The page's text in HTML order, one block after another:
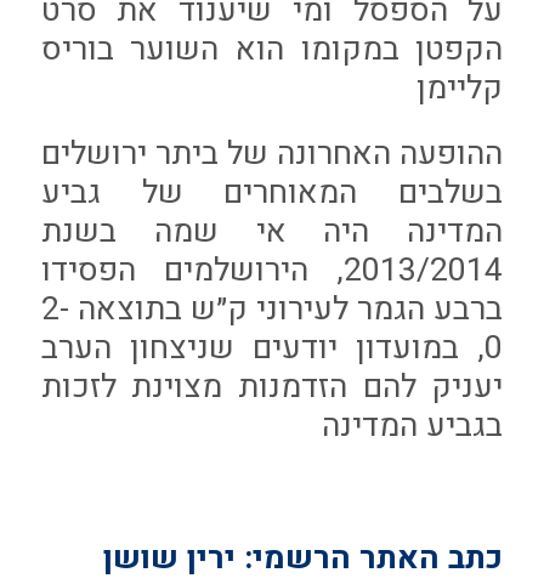
על הספסל ומי שיענוד את סרט
הקפטן במקומו הוא השוער בוריס
קליימן
ההופעה האחרונה של ביתר ירושלים
בשלבים המאוחרים של גביע
המדינה היה אי שמה בשנת
2013/2014, הירושלמים הפסידו
ברבע הגמר לעירוני ק״ש בתוצאה 2-
0, במועדון יודעים שניצחון הערב
יעניק להם הזדמנות מצוינת לזכות
בגביע המדינה
כתב האתר הרשמי: ירין שושן